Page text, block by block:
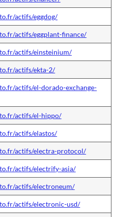
actifs/eggdog/
actifs/eggplant-finance/
actifs/einsteinium/
actifs/ekta-2/
actifs/el-dorado-exchange-
actifs/el-hippo/
actifs/elastos/
actifs/electra-protocol/
actifs/electrify-asia/
actifs/electroneum/
actifs/electronic-usd/